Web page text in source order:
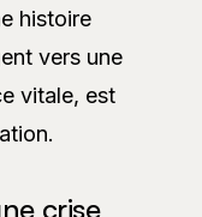
histoire
vers une
vitale, est
crise